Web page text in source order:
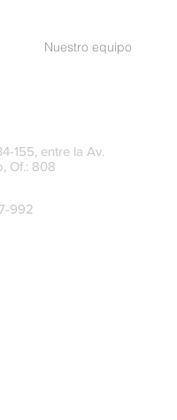
Nuestro equipo
155, entre la Av.
Of.: 808
992